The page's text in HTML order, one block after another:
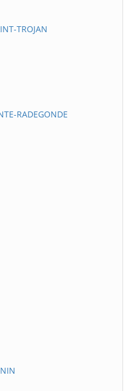
TROJAN
RADEGONDE